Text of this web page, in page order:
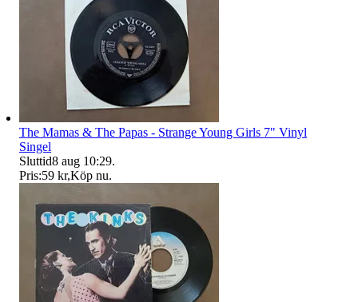
The Mamas & The Papas - Strange Young Girls 7" Vinyl
Singel
Sluttid8 aug 10:29.
Pris:59 kr,Köp nu.